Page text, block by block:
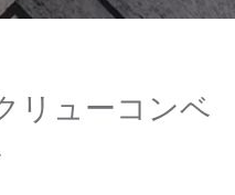
リューコンベ